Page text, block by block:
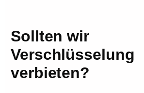
Sollten wir
Verschlüsselung
verbieten?